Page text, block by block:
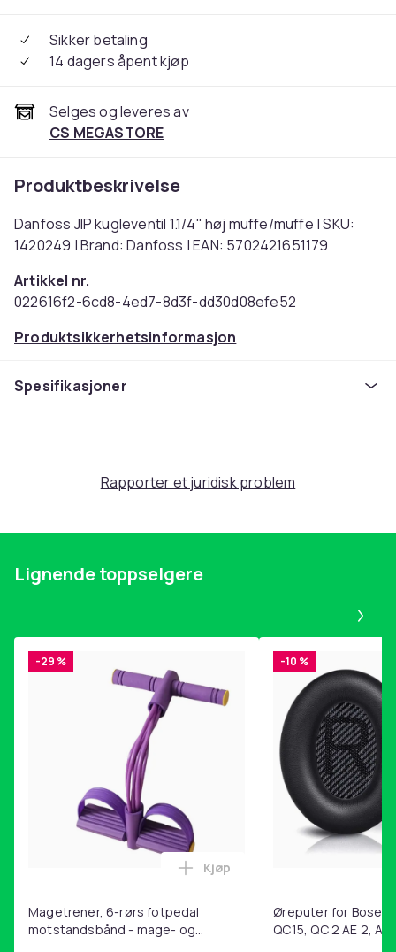
Sikker betaling
14 dagers åpent kjøp
Selges og leveres av
CS MEGASTORE
Produktbeskrivelse
Danfoss JIP kugleventil 1.1/4" høj muffe/muffe | SKU:
1420249 | Brand: Danfoss | EAN: 5702421651179
Artikkel nr.
022616f2-6cd8-4ed7-8d3f-dd30d08efe52
Produktsikkerhetsinformasjon
Spesifikasjoner
Rapporter et juridisk problem
Lignende toppselgere
-29 %
Magetrener, 6-rørs fotpedal
motstandsbånd - mage- og
Legg Magetrener, 6-rørs
Kjøp
-10 %
Øreputer for Bose
QC15, QC 2 AE 2, AE